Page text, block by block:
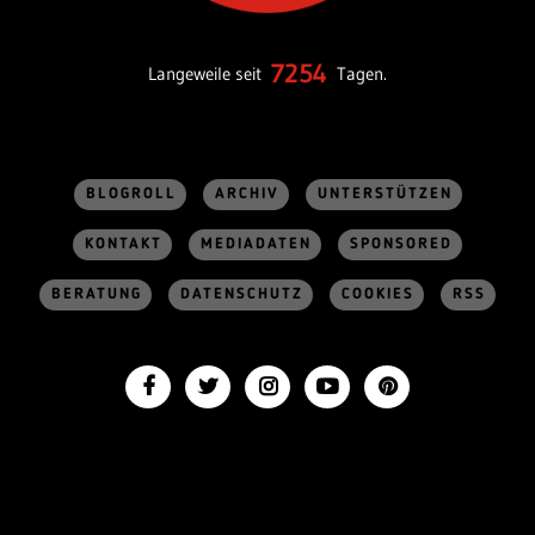
Langeweile seit 7254 Tagen.
BLOGROLL ARCHIV UNTERSTÜTZEN
KONTAKT MEDIADATEN SPONSORED
BERATUNG DATENSCHUTZ COOKIES RSS